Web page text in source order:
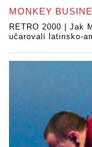
MONKEY
RETRO 2000 | Jak
učarovali latinsko-